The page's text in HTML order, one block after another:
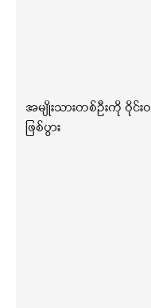
အမျိုးသားတစ်ဦးကို ဝိုင်း
ဖြစ်ပွား